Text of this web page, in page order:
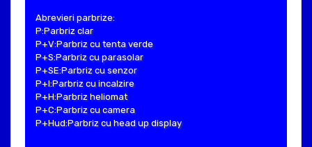
Abrevieri parbrize:
P:Parbriz clar
P+V:Parbriz cu tenta verde
P+S:Parbriz cu parasolar
P+SE:Parbriz cu senzor
P+I:Parbriz cu incalzire
P+H:Parbriz heliomat
P+C:Parbriz cu camera
P+Hud:Parbriz cu head up display